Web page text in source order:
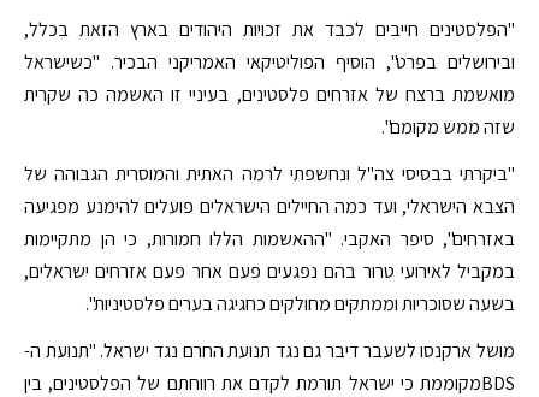
"הפלסטינים חייבים לכבד את זכויות היהודים בארץ הזאת בכלל,
ובירושלים בפרט", הוסיף הפוליטיקאי האמריקני הבכיר. "כשישראל
מואשמת ברצח של אזרחים פלסטינים, בעיניי זו האשמה כה שקרית
שזה ממש מקומם".
"ביקרתי בבסיסי צה"ל ונחשפתי לרמה האתית והמוסרית הגבוהה של
הצבא הישראלי, ועד כמה החיילים הישראלים פועלים להימנע מפגיעה
באזרחים", סיפר האקבי. "ההאשמות הללו חמורות, כי הן מתקיימות
במקביל לאירועי טרור בהם נפגעים פעם אחר פעם אזרחים ישראלים,
בשעה שסוכריות וממתקים מחולקים כחגיגה בערים פלסטיניות".
מושל ארקנסו לשעבר דיבר גם נגד תנועת החרם נגד ישראל. "תנועת ה-
BDSמקוממת כי ישראל תורמת לקדם את רווחתם של הפלסטינים, בין